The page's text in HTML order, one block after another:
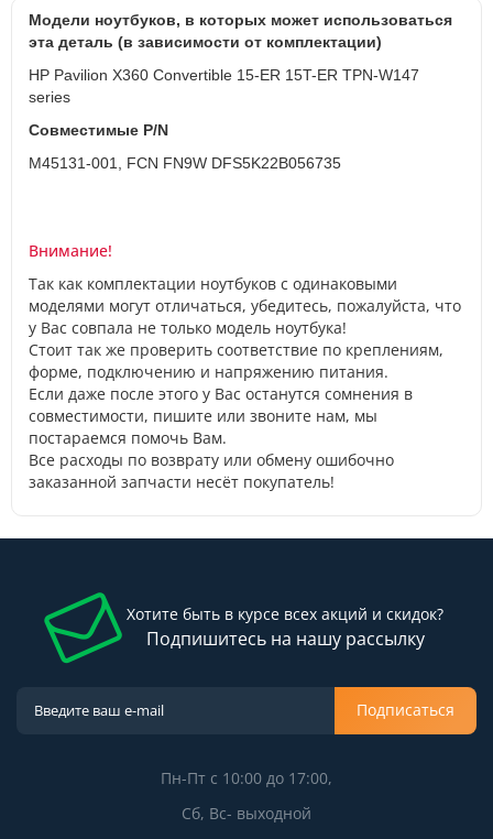
Модели ноутбуков, в которых может использоваться
эта деталь (в зависимости от комплектации)
HP Pavilion X360 Convertible 15-ER 15T-ER TPN-W147
series
Совместимые P/N
M45131-001, FCN FN9W DFS5K22B056735
Внимание!
Так как комплектации ноутбуков с одинаковыми
моделями могут отличаться, убедитесь, пожалуйста, что
у Вас совпала не только модель ноутбука!
Стоит так же проверить соответствие по креплениям,
форме, подключению и напряжению питания.
Если даже после этого у Вас останутся сомнения в
совместимости, пишите или звоните нам, мы
постараемся помочь Вам.
Все расходы по возврату или обмену ошибочно
заказанной запчасти несёт покупатель!
Хотите быть в курсе всех акций и скидок?
Подпишитесь на нашу рассылку
Подписаться
Пн-Пт с 10:00 до 17:00,
Сб, Вс- выходной